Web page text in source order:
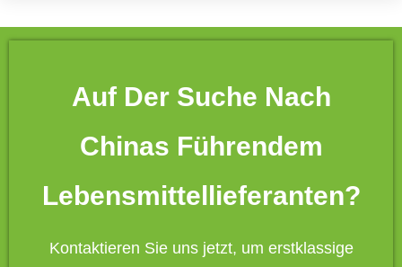
Auf Der Suche Nach
Chinas Führendem
Lebensmittellieferanten?
Kontaktieren Sie uns jetzt, um erstklassige